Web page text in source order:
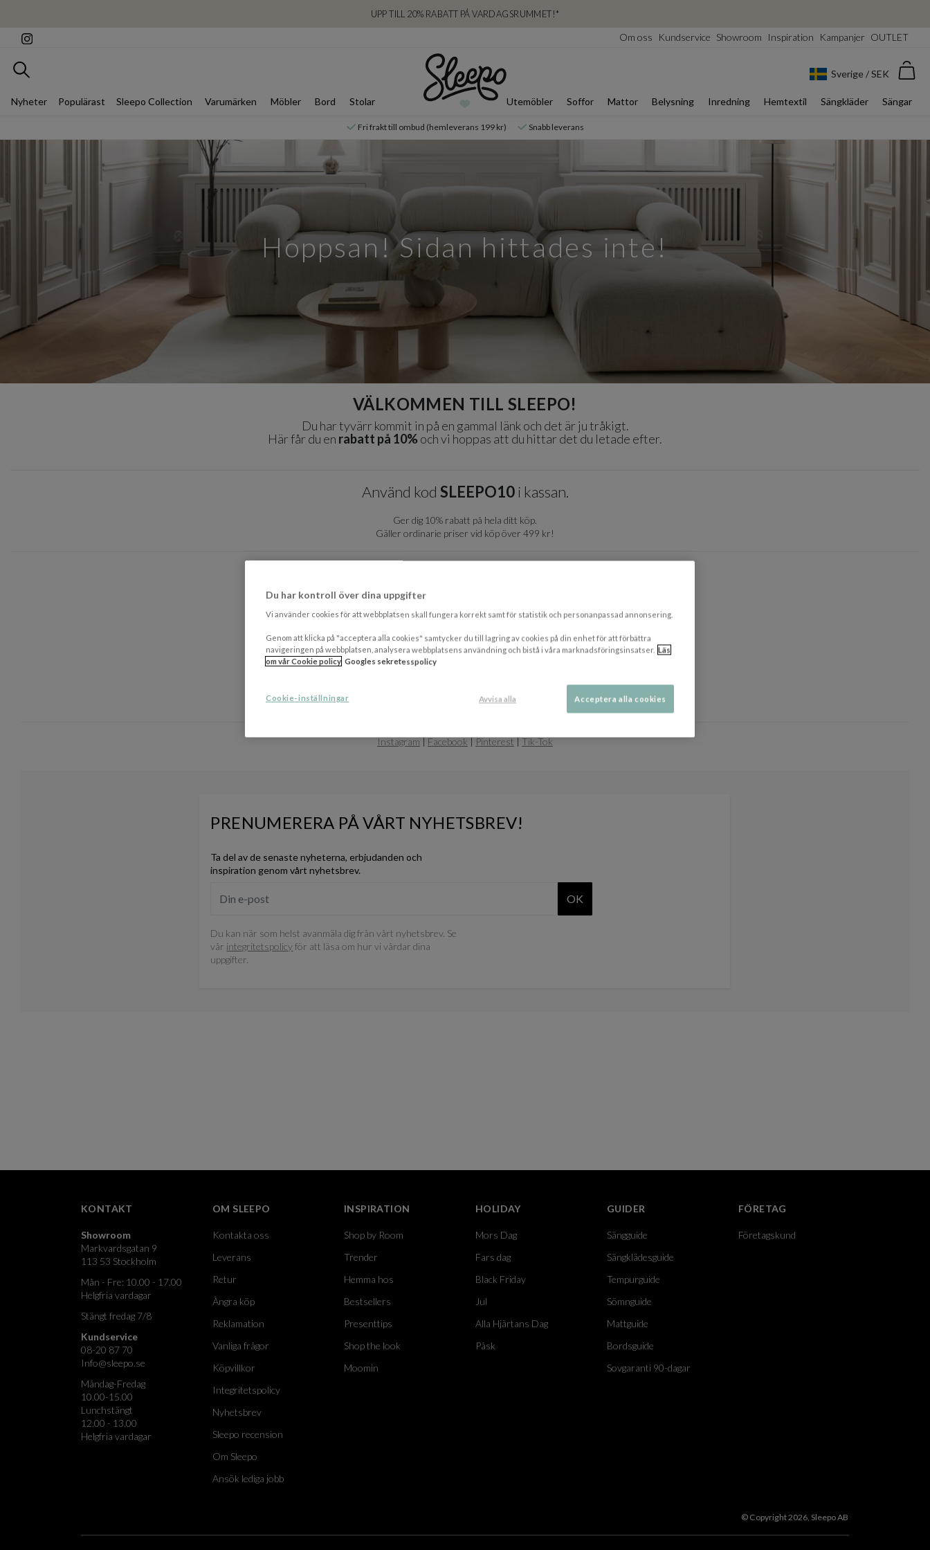
UPP TILL 20% RABATT PÅ VARDAGSRUMMET!*
Om oss Kundservice Showroom Inspiration Kampanjer OUTLET
Sök Sverige / SEK
Nyheter Populärast Sleepo Collection Varumärken Möbler Bord Stolar Utemöbler Soffor Mattor Belysning Inredning Hemtextil Sängkläder Sängar
Fri frakt till ombud (hemleverans 199 kr) Snabb leverans
Hoppsan! Sidan hittades inte!
VÄLKOMMEN TILL SLEEPO!
Du har tyvärr kommit in på en gammal länk och det är ju tråkigt.
Här får du en rabatt på 10%och vi hoppas att du hittar det du letade efter.
Använd kod SLEEPO10i kassan.
Ger dig 10% rabatt på hela ditt köp.
Gäller ordinarie priser vid köp över 499 kr!
Instagram|Facebook|Pinterest|Tik-Tok
PRENUMERERA PÅ VÅRT NYHETSBREV!
Ta del av de senaste nyheterna, erbjudanden och
inspiration genom vårt nyhetsbrev.
OK
Du kan när som helst avanmäla dig från vårt nyhetsbrev. Se
vår integritetspolicyför att läsa om hur vi vårdar dina
uppgifter.
KONTAKT
Showroom
Markvardsgatan 9
113 53 Stockholm
Mån - Fre: 10.00 - 17.00
Helgfria vardagar
Stängt fredag 7/8
Kundservice
08-20 87 70
Info@sleepo.se
Måndag-Fredag
10.00-15.00
Lunchstängt
12.00 - 13.00
Helgfria vardagar
OM SLEEPO
Kontakta oss
Leverans
Retur
Ångra köp
Reklamation
Vanliga frågor
Köpvillkor
Integritetspolicy
Nyhetsbrev
Sleepo recension
Om Sleepo
Ansök lediga jobb
INSPIRATION
Shop by Room
Trender
Hemma hos
Bestsellers
Presenttips
Shop the look
Moomin
HOLIDAY
Mors Dag
Fars dag
Black Friday
Jul
Alla Hjärtans Dag
Påsk
GUIDER
Sängguide
Sängklädesguide
Tempurguide
Sömnguide
Mattguide
Bordsguide
Sovgaranti 90-dagar
FÖRETAG
Företagskund
© Copyright 2026, Sleepo AB
Du har kontroll över dina uppgifter
Vi använder cookies för att webbplatsen skall fungera korrekt samt för statistik och personanpassad annonsering.
Genom att klicka på "acceptera alla cookies" samtycker du till lagring av cookies på din enhet för att förbättra
navigeringen på webbplatsen, analysera webbplatsens användning och bistå i våra marknadsföringsinsatser. Läs
om vår Cookie policy Googles sekretesspolicy
Cookie-inställningar Avvisa alla Acceptera alla cookies